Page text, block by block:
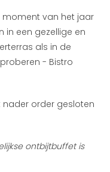
moment van het jaar
in een gezellige en
als in de
- Bistro
nader order gesloten
ontbijtbuffet is